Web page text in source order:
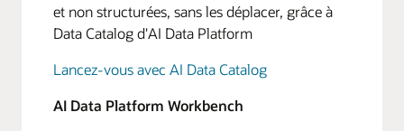
et non structurées, sans les déplacer, grâce à
Data Catalog d'AI Data Platform
Lancez-vous avec AI Data Catalog
AI Data Platform Workbench